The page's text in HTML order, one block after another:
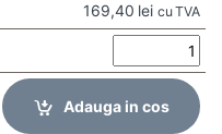
169,40 lei cu TVA
Adauga in cos